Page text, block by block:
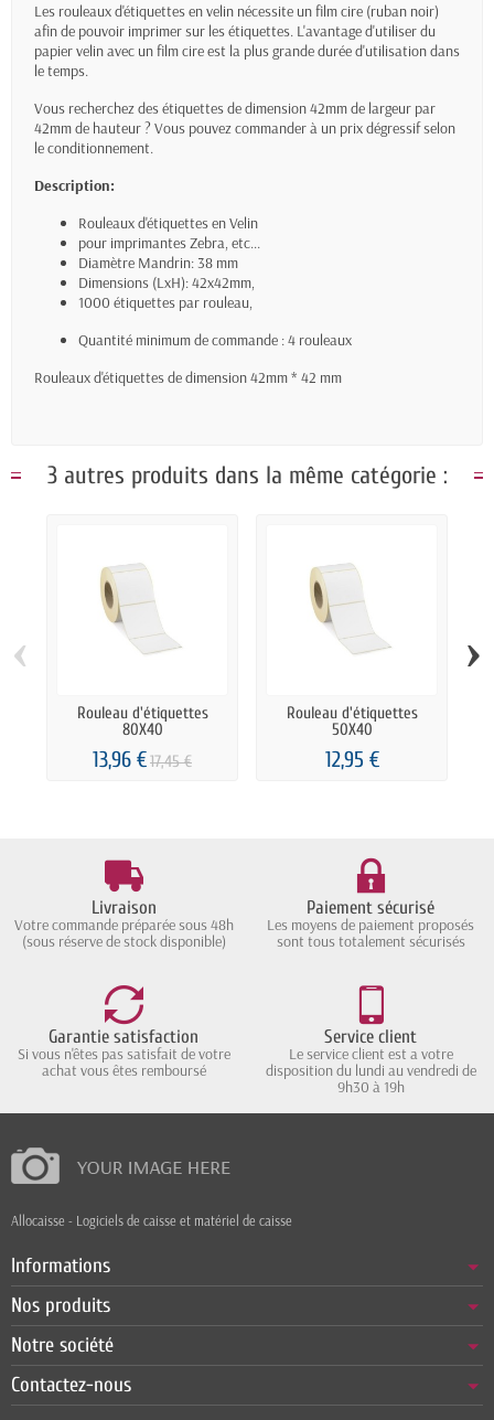
Les rouleaux d'étiquettes en velin nécessite un film cire (ruban noir)
afin de pouvoir imprimer sur les étiquettes. L'avantage d'utiliser du
papier velin avec un film cire est la plus grande durée d'utilisation dans
le temps.
Vous recherchez des étiquettes de dimension 42mm de largeur par
42mm de hauteur ? Vous pouvez commander à un prix dégressif selon
le conditionnement.
Description:
Rouleaux d'étiquettes en Velin
pour imprimantes Zebra, etc...
Diamètre Mandrin: 38 mm
Dimensions (LxH): 42x42mm,
1000 étiquettes par rouleau,
Quantité minimum de commande : 4 rouleaux
Rouleaux d'étiquettes de dimension 42mm * 42 mm
3 autres produits dans la même catégorie :
Rouleau d'étiquettes
80X40
13,96 €17,45 €
Rouleau d'étiquettes
50X40
12,95 €
‹ ›
Livraison
Votre commande préparée sous 48h
(sous réserve de stock disponible)
Paiement sécurisé
Les moyens de paiement proposés
sont tous totalement sécurisés
Garantie satisfaction
Si vous n'êtes pas satisfait de votre
achat vous êtes remboursé
Service client
Le service client est a votre
disposition du lundi au vendredi de
9h30 à 19h
Allocaisse - Logiciels de caisse et matériel de caisse
Informations
Nos produits
Notre société
Contactez-nous